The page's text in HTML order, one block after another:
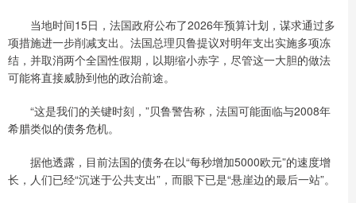
当地时间15日，法国政府公布了2026年预算计划，谋求通过多
项措施进一步削减支出。法国总理贝鲁提议对明年支出实施多项冻
结，并取消两个全国性假期，以期缩小赤字，尽管这一大胆的做法
可能将直接威胁到他的政治前途。
“这是我们的关键时刻，”贝鲁警告称，法国可能面临与2008年
希腊类似的债务危机。
据他透露，目前法国的债务在以“每秒增加5000欧元”的速度增
长，人们已经“沉迷于公共支出”，而眼下已是“悬崖边的最后一站”。